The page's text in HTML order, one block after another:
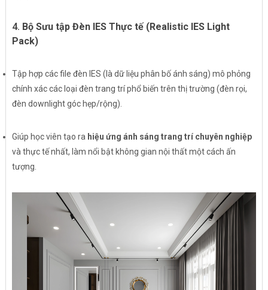
4. Bộ Sưu tập Đèn IES Thực tế (Realistic IES Light
Pack)
Tập hợp các file đèn IES (là dữ liệu phân bố ánh sáng) mô phỏng
chính xác các loại đèn trang trí phổ biến trên thị trường (đèn rọi,
đèn downlight góc hẹp/rộng).
Giúp học viên tạo ra hiệu ứng ánh sáng trang trí chuyên nghiệp
và thực tế nhất, làm nổi bật không gian nội thất một cách ấn
tượng.